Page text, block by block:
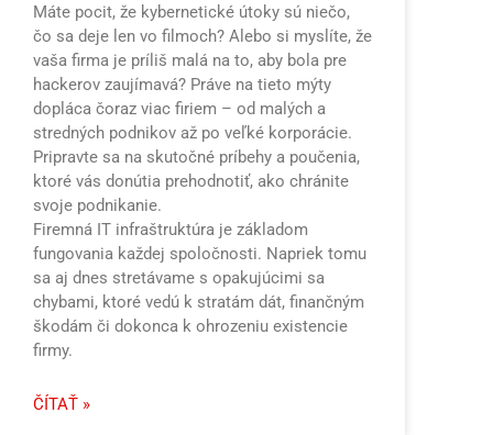
Máte pocit, že kybernetické útoky sú niečo,
čo sa deje len vo filmoch? Alebo si myslíte, že
vaša firma je príliš malá na to, aby bola pre
hackerov zaujímavá? Práve na tieto mýty
dopláca čoraz viac firiem – od malých a
stredných podnikov až po veľké korporácie.
Pripravte sa na skutočné príbehy a poučenia,
ktoré vás donútia prehodnotiť, ako chránite
svoje podnikanie.
Firemná IT infraštruktúra je základom
fungovania každej spoločnosti. Napriek tomu
sa aj dnes stretávame s opakujúcimi sa
chybami, ktoré vedú k stratám dát, finančným
škodám či dokonca k ohrozeniu existencie
firmy.
ČÍTAŤ »